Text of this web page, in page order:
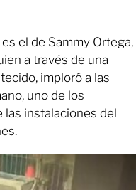
el de Sammy Ortega,
a través de una
imploró a las
uno de los
las instalaciones del